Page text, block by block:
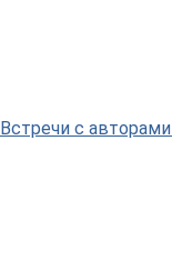
Встречи с авторами